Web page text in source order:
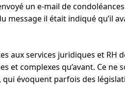
un e-mail de
message il était indiqué qu’il
aux services juridiques et RH
et complexes qu’avant. Ce ne
évoquent parfois des